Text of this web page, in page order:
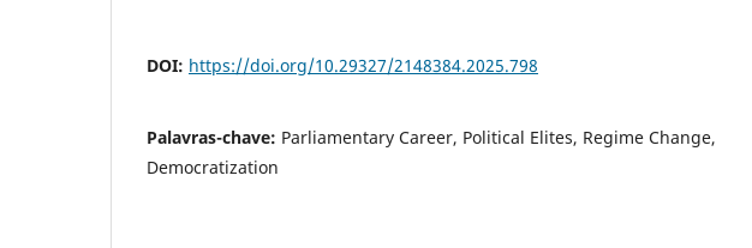
DOI: https://doi.org/10.29327/2148384.2025.798
Palavras-chave: Parliamentary Career, Political Elites, Regime Change,
Democratization